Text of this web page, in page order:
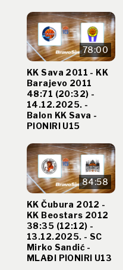
78:00
KK Sava 2011 - KK
Barajevo 2011
48:71 (20:32) -
14.12.2025. -
Balon KK Sava -
PIONIRI U15
84:58
KK Čubura 2012 -
KK Beostars 2012
38:35 (12:12) -
13.12.2025. - SC
Mirko Sandić -
MLAĐI PIONIRI U13